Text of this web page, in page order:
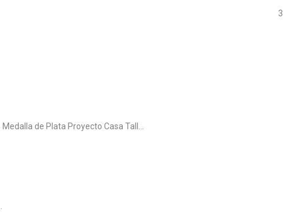
3
Medalla de Plata Proyecto Casa Tall...